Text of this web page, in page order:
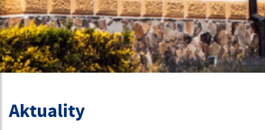
Aktuality